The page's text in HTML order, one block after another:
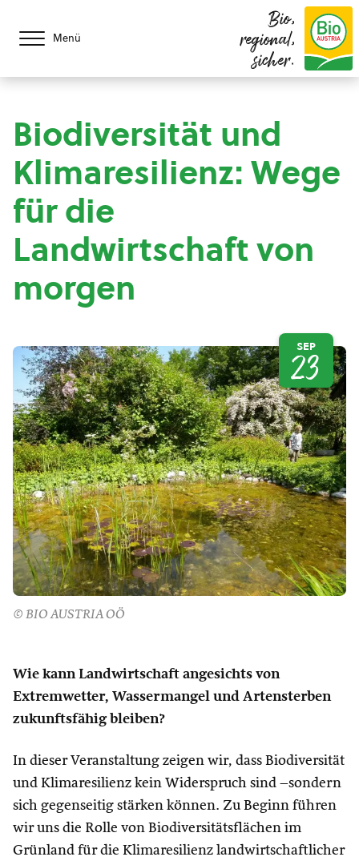
Menü
Bio,
regional,
sicher.
Biodiversität und
Klimaresilienz: Wege
für die
Landwirtschaft von
morgen
© BIO AUSTRIA OÖ
SEP
23
Wie kann Landwirtschaft angesichts von
Extremwetter, Wassermangel und Artensterben
zukunftsfähig bleiben?
In dieser Veranstaltung zeigen wir, dass Biodiversität
und Klimaresilienz kein Widerspruch sind –sondern
sich gegenseitig stärken können. Zu Beginn führen
wir uns die Rolle von Biodiversitätsflächen im
Grünland für die Klimaresilienz landwirtschaftlicher